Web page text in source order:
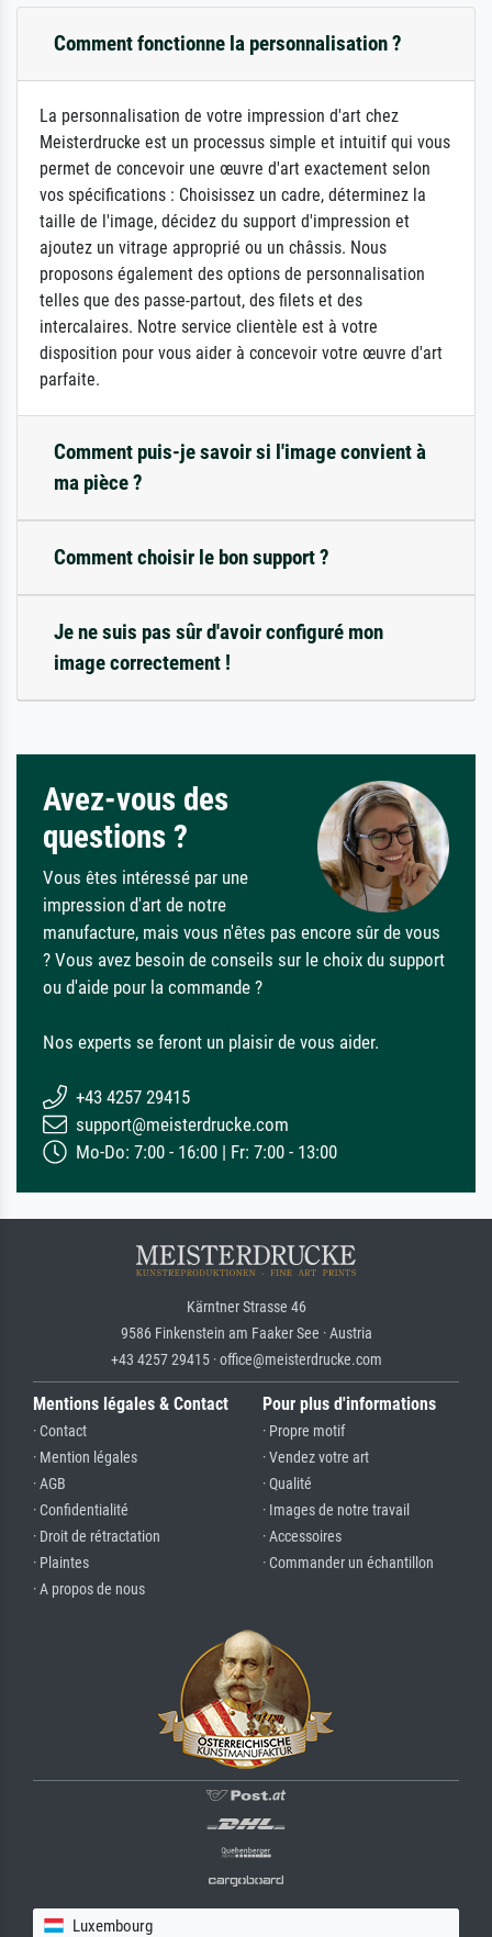
Comment fonctionne la personnalisation ?
La personnalisation de votre impression d'art chez
Meisterdrucke est un processus simple et intuitif qui vous
permet de concevoir une œuvre d'art exactement selon
vos spécifications : Choisissez un cadre, déterminez la
taille de l'image, décidez du support d'impression et
ajoutez un vitrage approprié ou un châssis. Nous
proposons également des options de personnalisation
telles que des passe-partout, des filets et des
intercalaires. Notre service clientèle est à votre
disposition pour vous aider à concevoir votre œuvre d'art
parfaite.
Comment puis-je savoir si l'image convient à
ma pièce ?
Comment choisir le bon support ?
Je ne suis pas sûr d'avoir configuré mon
image correctement !
Avez-vous des
questions ?
Vous êtes intéressé par une
impression d'art de notre
manufacture, mais vous n'êtes pas encore sûr de vous
? Vous avez besoin de conseils sur le choix du support
ou d'aide pour la commande ?
Nos experts se feront un plaisir de vous aider.
+43 4257 29415
support@meisterdrucke.com
Mo-Do: 7:00 - 16:00 | Fr: 7:00 - 13:00
Kärntner Strasse 46
9586 Finkenstein am Faaker See · Austria
+43 4257 29415 · office@meisterdrucke.com
Mentions légales & Contact
· Contact
· Mention légales
· AGB
· Confidentialité
· Droit de rétractation
· Plaintes
· A propos de nous
Pour plus d'informations
· Propre motif
· Vendez votre art
· Qualité
· Images de notre travail
· Accessoires
· Commander un échantillon
Luxembourg